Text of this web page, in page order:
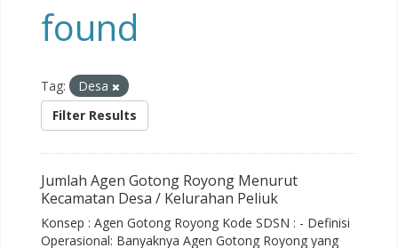
found
Tag:
Desa
Filter Results
Jumlah Agen Gotong Royong Menurut
Kecamatan Desa / Kelurahan Peliuk
Konsep : Agen Gotong Royong Kode SDSN : - Definisi
Operasional: Banyaknya Agen Gotong Royong yang